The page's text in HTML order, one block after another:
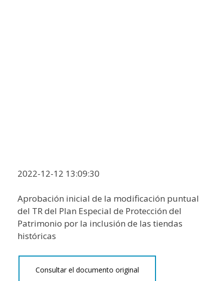
2022-12-12 13:09:30
Aprobación inicial de la modificación puntual
del TR del Plan Especial de Protección del
Patrimonio por la inclusión de las tiendas
históricas
Consultar el documento original